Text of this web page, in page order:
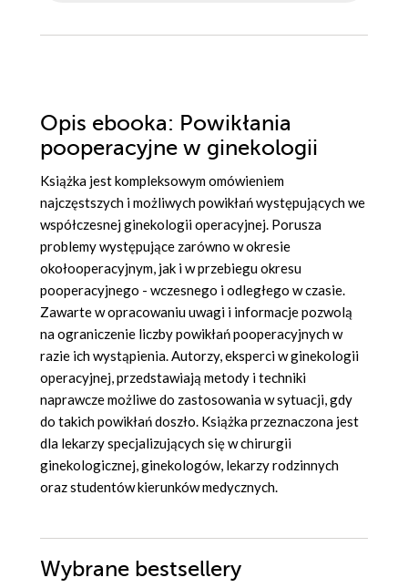
Opis ebooka: Powikłania
pooperacyjne w ginekologii
Książka jest kompleksowym omówieniem
najczęstszych i możliwych powikłań występujących we
współczesnej ginekologii operacyjnej. Porusza
problemy występujące zarówno w okresie
okołooperacyjnym, jak i w przebiegu okresu
pooperacyjnego - wczesnego i odległego w czasie.
Zawarte w opracowaniu uwagi i informacje pozwolą
na ograniczenie liczby powikłań pooperacyjnych w
razie ich wystąpienia. Autorzy, eksperci w ginekologii
operacyjnej, przedstawiają metody i techniki
naprawcze możliwe do zastosowania w sytuacji, gdy
do takich powikłań doszło. Książka przeznaczona jest
dla lekarzy specjalizujących się w chirurgii
ginekologicznej, ginekologów, lekarzy rodzinnych
oraz studentów kierunków medycznych.
Wybrane bestsellery